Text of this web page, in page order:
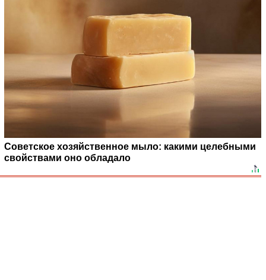
Советское хозяйственное мыло: какими целебными
свойствами оно обладало